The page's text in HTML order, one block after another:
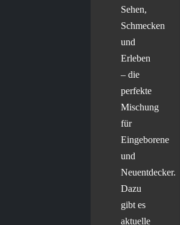
Sehen,
Schmecken
und
Erleben
– die
perfekte
Mischung
für
Eingeborene
und
Neuentdecker.
Dazu
gibt es
aktuelle